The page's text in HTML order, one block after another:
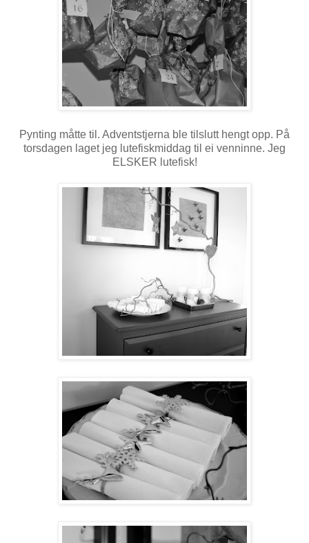
Pynting måtte til. Adventstjerna ble tilslutt hengt opp. På
torsdagen laget jeg lutefiskmiddag til ei venninne. Jeg
ELSKER lutefisk!